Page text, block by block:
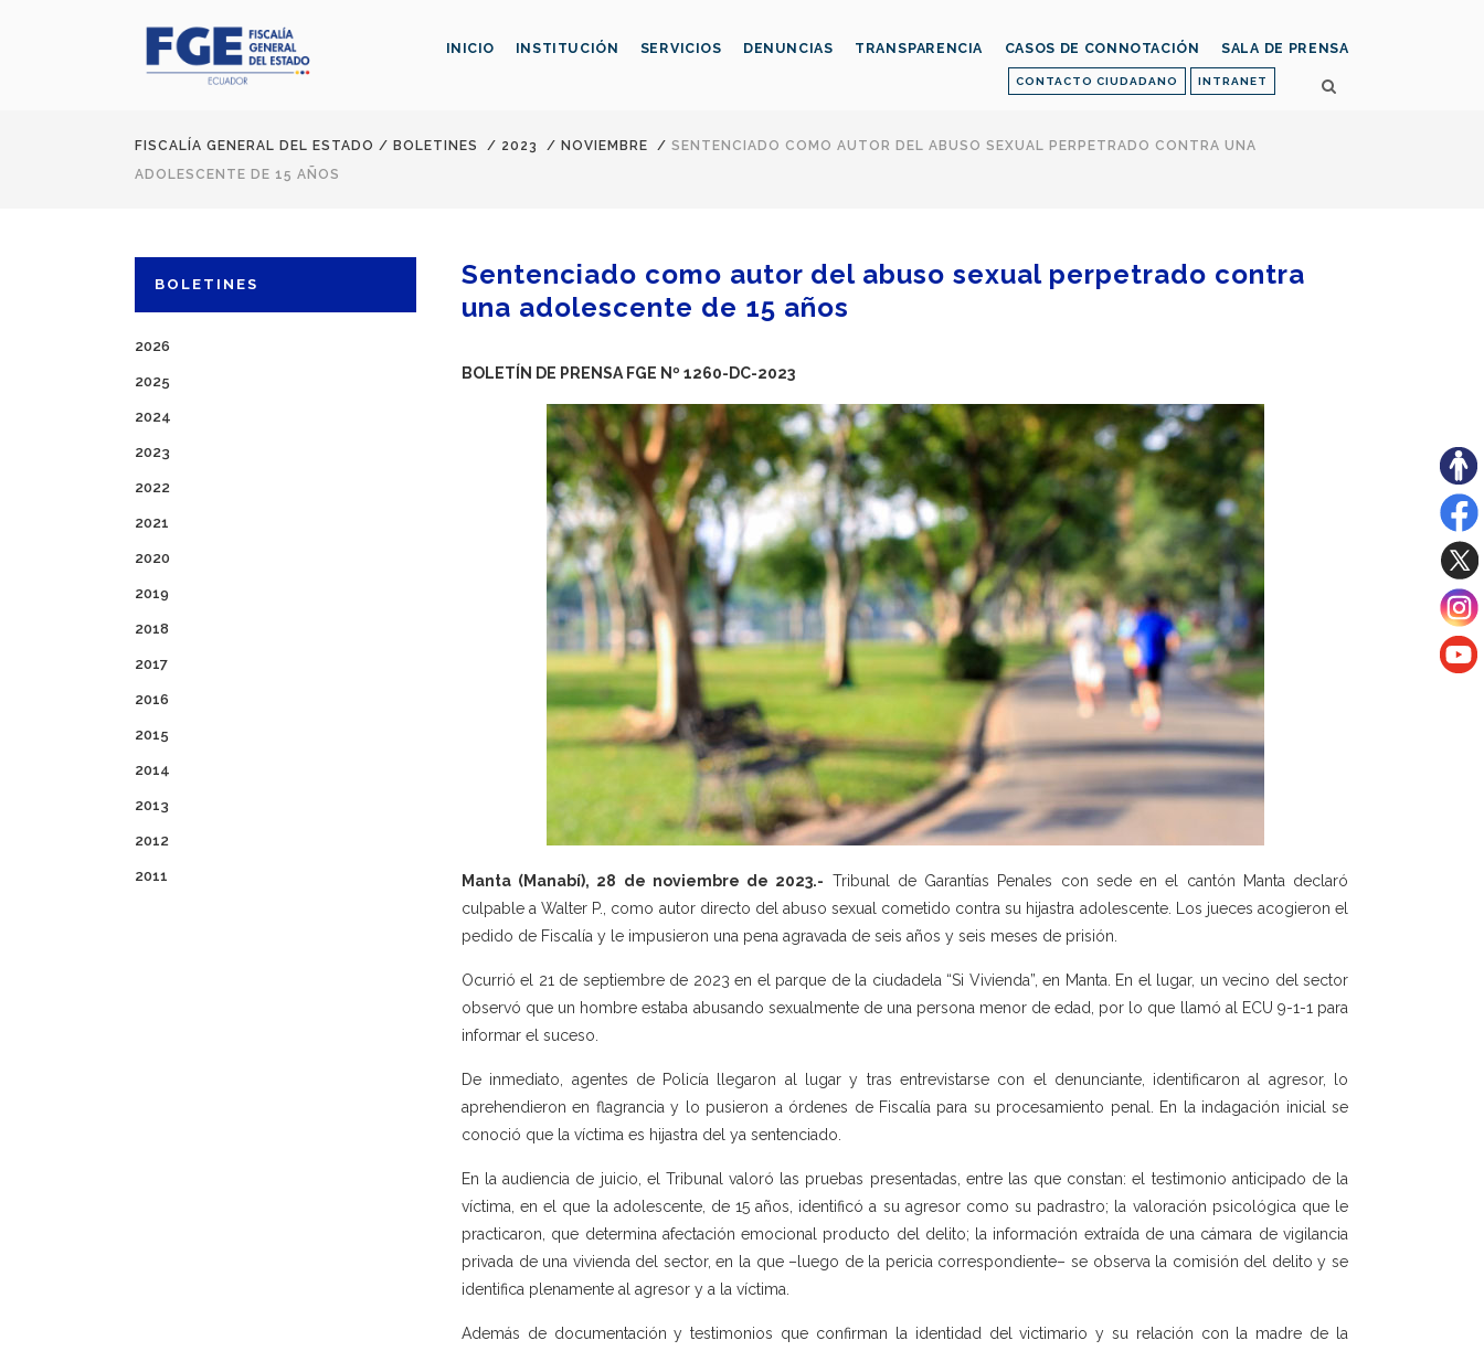
CONTACTO CIUDADANO INTRANET
INICIO INSTITUCIÓN SERVICIOS DENUNCIAS TRANSPARENCIA CASOS DE CONNOTACIÓN SALA DE PRENSA
FISCALÍA GENERAL DEL ESTADO / BOLETINES / 2023 / NOVIEMBRE / SENTENCIADO COMO AUTOR DEL ABUSO SEXUAL PERPETRADO CONTRA UNA
ADOLESCENTE DE 15 AÑOS
BOLETINES
2026
2025
2024
2023
2022
2021
2020
2019
2018
2017
2016
2015
2014
2013
2012
2011
Sentenciado como autor del abuso sexual perpetrado contra
una adolescente de 15 años
BOLETÍN DE PRENSA FGE Nº 1260-DC-2023
Manta (Manabí), 28 de noviembre de 2023.- Tribunal de Garantías Penales con sede en el cantón Manta declaró
culpable a Walter P., como autor directo del abuso sexual cometido contra su hijastra adolescente. Los jueces acogieron el
pedido de Fiscalía y le impusieron una pena agravada de seis años y seis meses de prisión.
Ocurrió el 21 de septiembre de 2023 en el parque de la ciudadela “Si Vivienda”, en Manta. En el lugar, un vecino del sector
observó que un hombre estaba abusando sexualmente de una persona menor de edad, por lo que llamó al ECU 9-1-1 para
informar el suceso.
De inmediato, agentes de Policía llegaron al lugar y tras entrevistarse con el denunciante, identificaron al agresor, lo
aprehendieron en flagrancia y lo pusieron a órdenes de Fiscalía para su procesamiento penal. En la indagación inicial se
conoció que la víctima es hijastra del ya sentenciado.
En la audiencia de juicio, el Tribunal valoró las pruebas presentadas, entre las que constan: el testimonio anticipado de la
víctima, en el que la adolescente, de 15 años, identificó a su agresor como su padrastro; la valoración psicológica que le
practicaron, que determina afectación emocional producto del delito; la información extraída de una cámara de vigilancia
privada de una vivienda del sector, en la que –luego de la pericia correspondiente– se observa la comisión del delito y se
identifica plenamente al agresor y a la víctima.
Además de documentación y testimonios que confirman la identidad del victimario y su relación con la madre de la